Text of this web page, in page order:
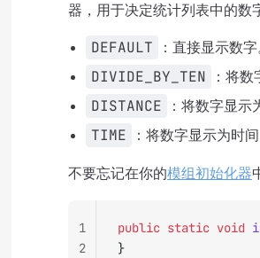
器，用于决定统计列表中的数
DEFAULT ：直接显示数字
DIVIDE_BY_TEN ：将
DISTANCE ：将数字显示
TIME ：将数字显示为时
不要忘记在你的模组初始化器
public static void
}
1
2